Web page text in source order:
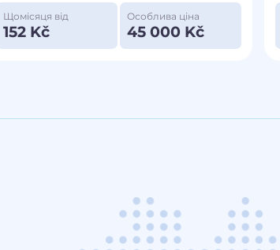
Щомісяця від
152 Kč
Особлива ціна
45 000 Kč